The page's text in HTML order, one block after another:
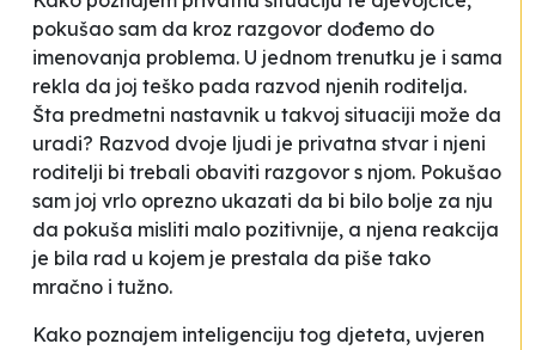
pokušao sam da kroz razgovor dođemo do
imenovanja problema. U jednom trenutku je i sama
rekla da joj teško pada razvod njenih roditelja.
Šta predmetni nastavnik u takvoj situaciji može da
uradi? Razvod dvoje ljudi je privatna stvar i njeni
roditelji bi trebali obaviti razgovor s njom. Pokušao
sam joj vrlo oprezno ukazati da bi bilo bolje za nju
da pokuša misliti malo pozitivnije, a njena reakcija
je bila rad u kojem je prestala da piše tako
mračno i tužno.
Kako poznajem inteligenciju tog djeteta, uvjeren